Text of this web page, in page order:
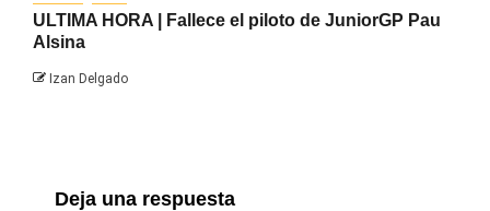
ULTIMA HORA | Fallece el piloto de JuniorGP Pau
Alsina
Izan Delgado
Deja una respuesta